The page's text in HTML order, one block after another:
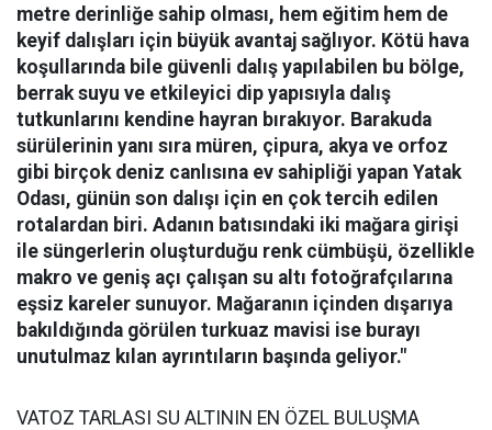
metre derinliğe sahip olması, hem eğitim hem de
keyif dalışları için büyük avantaj sağlıyor. Kötü hava
koşullarında bile güvenli dalış yapılabilen bu bölge,
berrak suyu ve etkileyici dip yapısıyla dalış
tutkunlarını kendine hayran bırakıyor. Barakuda
sürülerinin yanı sıra müren, çipura, akya ve orfoz
gibi birçok deniz canlısına ev sahipliği yapan Yatak
Odası, günün son dalışı için en çok tercih edilen
rotalardan biri. Adanın batısındaki iki mağara girişi
ile süngerlerin oluşturduğu renk cümbüşü, özellikle
makro ve geniş açı çalışan su altı fotoğrafçılarına
eşsiz kareler sunuyor. Mağaranın içinden dışarıya
bakıldığında görülen turkuaz mavisi ise burayı
unutulmaz kılan ayrıntıların başında geliyor."
VATOZ TARLASI SU ALTININ EN ÖZEL BULUŞMA